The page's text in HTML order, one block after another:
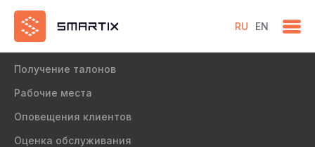
RU EN
Продукт
Получение талонов
Рабочие места
Оповещения клиентов
Оценка обслуживания